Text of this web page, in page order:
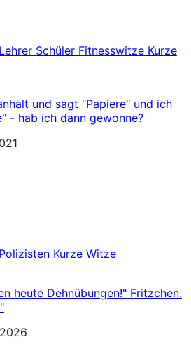
Lehrer Schüler Fitnesswitze Kurze
und sagt "Papiere" und ich
- hab ich dann gewonne?
Polizisten Kurze Witze
heute Dehnübungen!" Fritzchen: